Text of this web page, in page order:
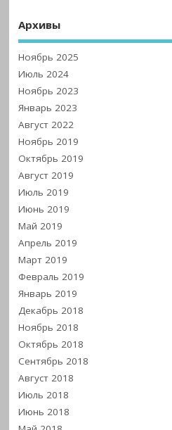
Архивы
Ноябрь 2025
Июль 2024
Ноябрь 2023
Январь 2023
Август 2022
Ноябрь 2019
Октябрь 2019
Август 2019
Июль 2019
Июнь 2019
Май 2019
Апрель 2019
Март 2019
Февраль 2019
Январь 2019
Декабрь 2018
Ноябрь 2018
Октябрь 2018
Сентябрь 2018
Август 2018
Июль 2018
Июнь 2018